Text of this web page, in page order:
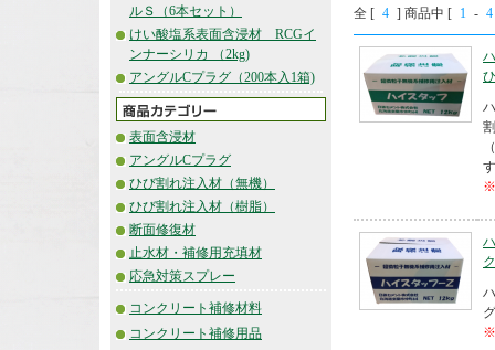
ルＳ（6本セット）
けい酸塩系表面含浸材 RCGイ
ンナーシリカ （2kg)
アングルCプラグ（200本入1箱)
表面含浸材
アングルCプラグ
ひび割れ注入材（無機）
ひび割れ注入材（樹脂）
断面修復材
止水材・補修用充填材
応急対策スプレー
コンクリート補修材料
コンクリート補修用品
全 [ 4 ] 商品中 [ 1 - 4
※
※